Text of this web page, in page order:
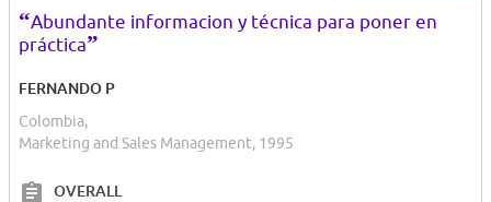
“Abundante informacion y técnica para poner en
práctica”
FERNANDO P
Colombia,
Marketing and Sales Management, 1995
OVERALL